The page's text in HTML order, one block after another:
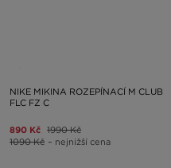
NIKE MIKINA ROZEPÍNACÍ M CLUB
FLC FZ C
890 Kč 1990 Kč
1090 Kč – nejnižší cena